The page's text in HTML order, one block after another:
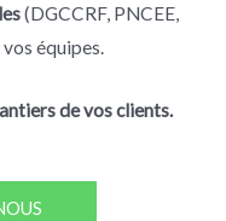
(DGCCRF, PNCEE,
équipes.
de vos clients.